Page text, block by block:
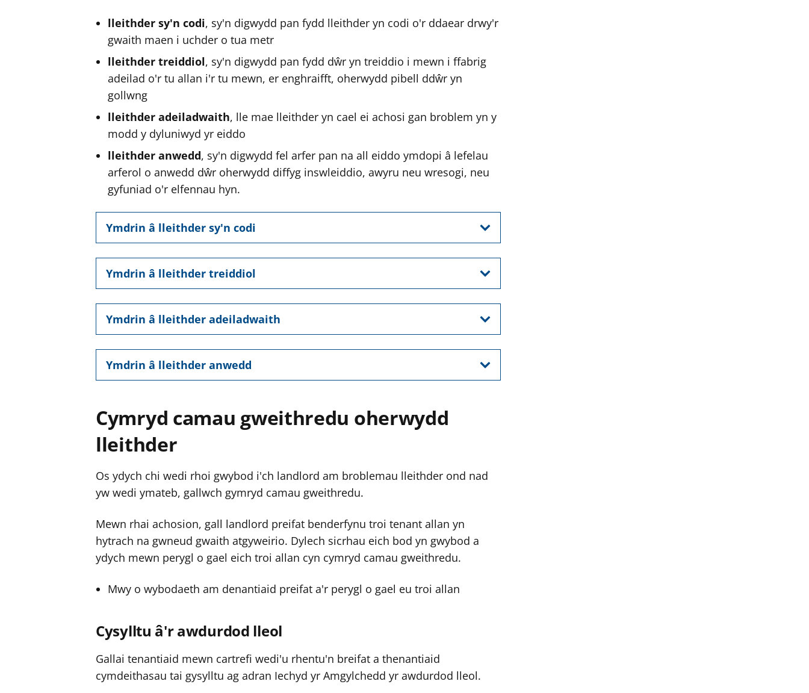
f
r
y
y
f
e
r
lleithder sy'n codi, sy'n digwydd pan fydd lleithder yn codi o'r ddaear drwy'r
gwaith maen i uchder o tua metr
lleithder treiddiol, sy'n digwydd pan fydd dŵr yn treiddio i mewn i ffabrig
adeilad o'r tu allan i'r tu mewn, er enghraifft, oherwydd pibell ddŵr yn
gollwng
lleithder adeiladwaith, lle mae lleithder yn cael ei achosi gan broblem yn y
modd y dyluniwyd yr eiddo
lleithder anwedd, sy'n digwydd fel arfer pan na all eiddo ymdopi â lefelau
arferol o anwedd dŵr oherwydd diffyg inswleiddio, awyru neu wresogi, neu
gyfuniad o'r elfennau hyn.
Ymdrin â lleithder sy'n codi
Ymdrin â lleithder treiddiol
Ymdrin â lleithder adeiladwaith
Ymdrin â lleithder anwedd
Cymryd camau gweithredu oherwydd
lleithder
Os ydych chi wedi rhoi gwybod i'ch landlord am broblemau lleithder ond nad
yw wedi ymateb, gallwch gymryd camau gweithredu.
Mewn rhai achosion, gall landlord preifat benderfynu troi tenant allan yn
hytrach na gwneud gwaith atgyweirio. Dylech sicrhau eich bod yn gwybod a
ydych mewn perygl o gael eich troi allan cyn cymryd camau gweithredu.
Mwy o wybodaeth am denantiaid preifat a'r perygl o gael eu troi allan
Cysylltu â'r awdurdod lleol
Gallai tenantiaid mewn cartrefi wedi'u rhentu'n breifat a thenantiaid
cymdeithasau tai gysylltu ag adran Iechyd yr Amgylchedd yr awdurdod lleol.